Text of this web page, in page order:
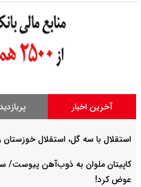
آخرین اخبار
استقلال با سه گل، استقلال خوزستان
کاپیتان ملوان به ذوب‌آهن پیوست/
عوض کرد!